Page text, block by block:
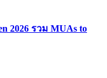
2026 รวม MUAs to